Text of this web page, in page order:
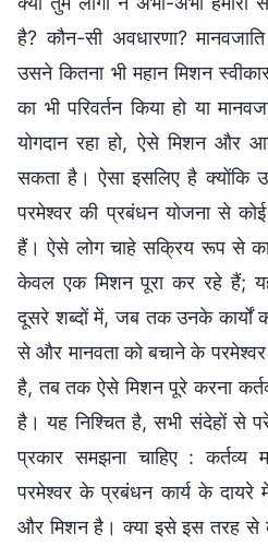
है? कौन-सी अवधारणा?
उसने कितना भी महान मिशन
का भी परिवर्तन किया हो या
योगदान रहा हो, ऐसे मिशन और
सकता है। ऐसा इसलिए है क्योंकि
परमेश्वर की प्रबंधन योजना से
हैं। ऐसे लोग चाहे सक्रिय रूप से
केवल एक मिशन पूरा कर रहे हैं; यह
दूसरे शब्दों में, जब तक उनके कार्यों
से और मानवता को बचाने के
है, तब तक ऐसे मिशन पूरे करना
है। यह निश्चित है, सभी संदेहों से
प्रकार समझना चाहिए : कर्तव्य
परमेश्वर के प्रबंधन कार्य के दायरे
और मिशन है। क्या इसे इस तरह से